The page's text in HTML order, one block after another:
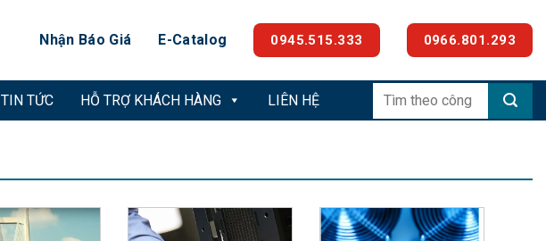
Nhận Báo Giá E-Catalog 0945.515.333 0966.801.293
TIN TỨC HỖ TRỢ KHÁCH HÀNG LIÊN HỆ
kiếm: